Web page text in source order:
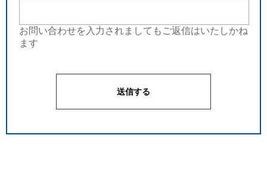
お問い合わせを入力されましてもご返信はいたしかね
ます